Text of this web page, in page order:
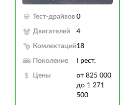
Тест-драйвов 0
Двигателей 4
Комлектаций18
Поколение I рест.
Цены
от 825 000
до 1 271
500